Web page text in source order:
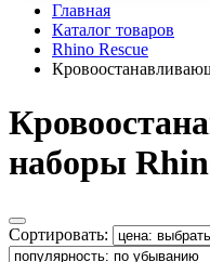
Главная
Каталог товаров
Rhino Rescue
наборы
Сортировать: